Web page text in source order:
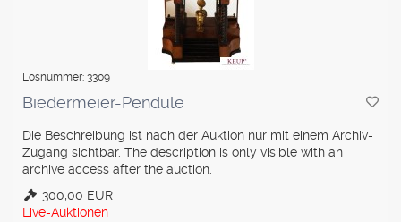
Losnummer: 3309
Biedermeier-Pendule
Die Beschreibung ist nach der Auktion nur mit einem Archiv-
Zugang sichtbar. The description is only visible with an
archive access after the auction.
300,00 EUR
Live-Auktionen